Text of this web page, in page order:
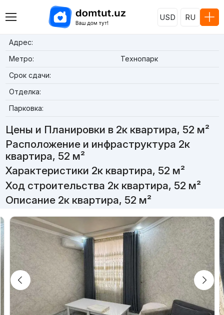
USD RU
Адрес:
Метро:
Технопарк
Срок сдачи:
Отделка:
Парковка:
Цены и Планировки в 2к квартира, 52 м²
Расположение и инфраструктура 2к
квартира, 52 м²
Характеристики 2к квартира, 52 м²
Ход строительства 2к квартира, 52 м²
Описание 2к квартира, 52 м²